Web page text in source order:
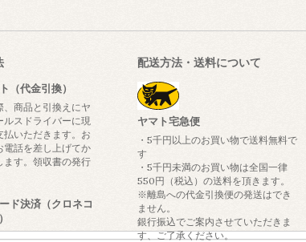
（代金引換）
、商品と引換えにヤ
ルスドライバーに現
払いただきます。お
電話を差し上げてか
ます。領収書の発行
ド決済（クロネコ
配送方法・送料について
ヤマト宅急便
・5千円以上のお買い物で送料無料で
す
・5千円未満のお買い物は全国一律
550円（税込）の送料を頂きます。
※離島への代金引換便の発送はでき
ません。
銀行振込でご案内させていただきま
す、ご了承ください。